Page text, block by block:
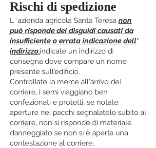
Rischi di spedizione
L 'azienda agricola Santa Teresa non
può risponde dei disguidi causati da
insufficiente o errata indicazione dell'
indirizzo.indicate un indirizzo di
consegna dove compare un nome
presente sull'edificio.
Controllate la merce all'arrivo del
corriere, i semi viaggiano ben
confezionati e protetti, se notate
aperture nei pacchi segnalatelo subito al
corriere, non si risponde di materiale
danneggiato se non si è aperta una
contestazione al corriere.